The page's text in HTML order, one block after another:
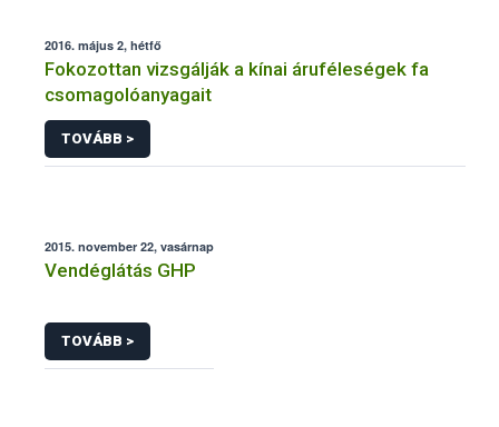
2016. május 2, hétfő
Fokozottan vizsgálják a kínai áruféleségek fa
csomagolóanyagait
TOVÁBB >
2015. november 22, vasárnap
Vendéglátás GHP
TOVÁBB >